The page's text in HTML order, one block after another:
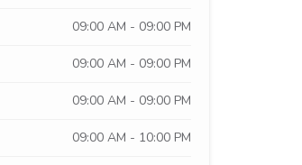
09:00 AM - 09:00 PM
09:00 AM - 09:00 PM
09:00 AM - 09:00 PM
09:00 AM - 10:00 PM